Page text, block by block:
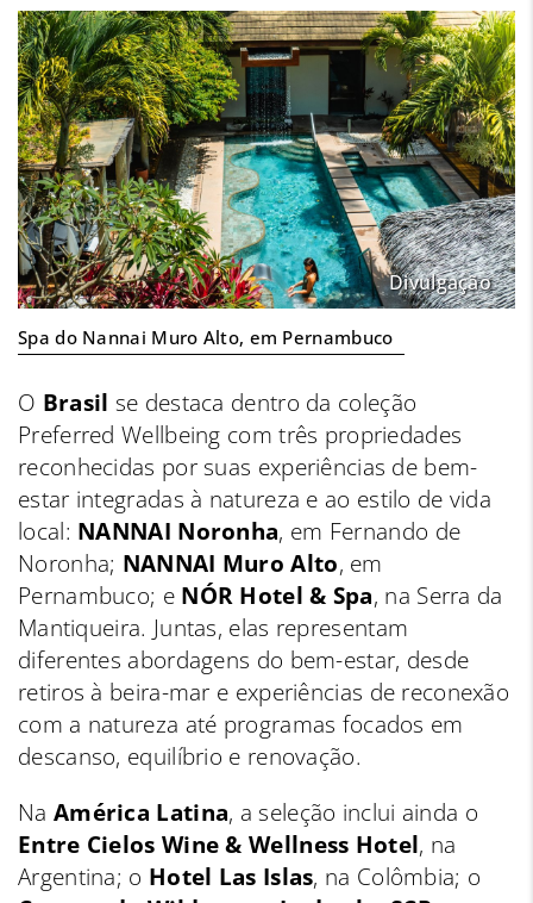
Divulgação
Spa do Nannai Muro Alto, em Pernambuco
O Brasil se destaca dentro da coleção
Preferred Wellbeing com três propriedades
reconhecidas por suas experiências de bem-
estar integradas à natureza e ao estilo de vida
local: NANNAI Noronha, em Fernando de
Noronha; NANNAI Muro Alto, em
Pernambuco; e NÓR Hotel & Spa, na Serra da
Mantiqueira. Juntas, elas representam
diferentes abordagens do bem-estar, desde
retiros à beira-mar e experiências de reconexão
com a natureza até programas focados em
descanso, equilíbrio e renovação.
Na América Latina, a seleção inclui ainda o
Entre Cielos Wine & Wellness Hotel, na
Argentina; o Hotel Las Islas, na Colômbia; o